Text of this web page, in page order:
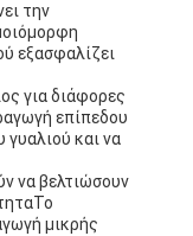
την
εξασφαλίζει
για διάφορες
επίπεδου
γυαλιού και να
να βελτιώσουν
μικρής